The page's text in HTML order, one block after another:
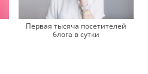
Первая тысяча посетителей
блога в сутки